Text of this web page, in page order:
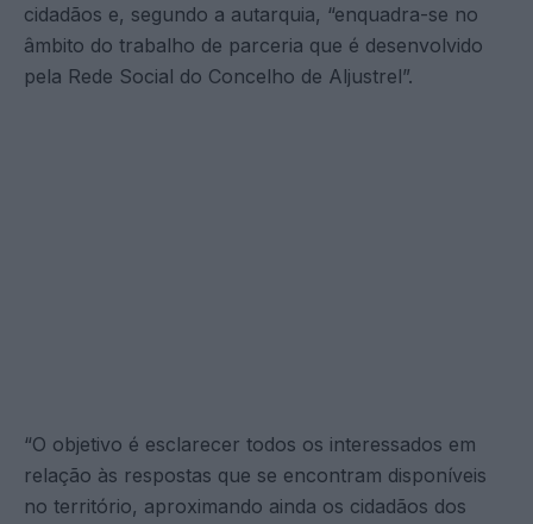
cidadãos e, segundo a autarquia, “enquadra-se no
âmbito do trabalho de parceria que é desenvolvido
pela Rede Social do Concelho de Aljustrel”.
“O objetivo é esclarecer todos os interessados em
relação às respostas que se encontram disponíveis
no território, aproximando ainda os cidadãos dos